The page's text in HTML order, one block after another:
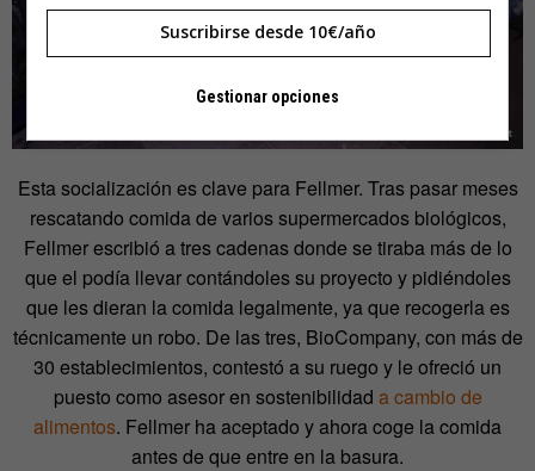
Esta socialización es clave para Fellmer. Tras pasar meses
rescatando comida de varios supermercados biológicos,
Fellmer escribió a tres cadenas donde se tiraba más de lo
que el podía llevar contándoles su proyecto y pidiéndoles
que les dieran la comida legalmente, ya que recogerla es
técnicamente un robo. De las tres, BioCompany, con más de
30 establecimientos, contestó a su ruego y le ofreció un
puesto como asesor en sostenibilidad a cambio de
alimentos. Fellmer ha aceptado y ahora coge la comida
antes de que entre en la basura.
Suscribirse desde 10€/año
Gestionar opciones